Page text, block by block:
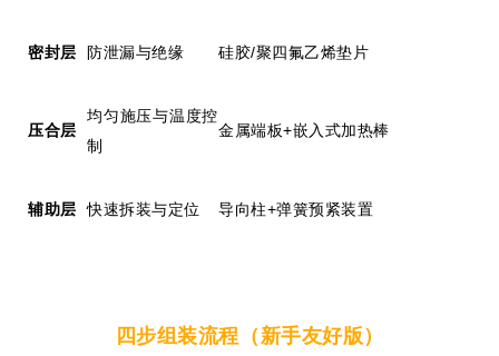
密封层 防泄漏与绝缘 硅胶/聚四氟乙烯垫片
压合层
均匀施压与温度控
制
金属端板+嵌入式加热棒
辅助层 快速拆装与定位 导向柱+弹簧预紧装置
四步组装流程（新手友好版）